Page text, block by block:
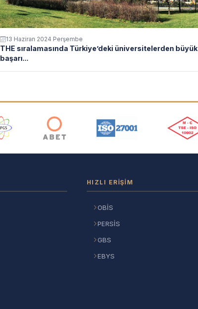
13 Haziran 2024 Perşembe
THE sıralamasında Türkiye’deki üniversitelerden büyük
başarı...
HIZLI ERIŞIM
OBİS
PERSİS
GBS
EBYS